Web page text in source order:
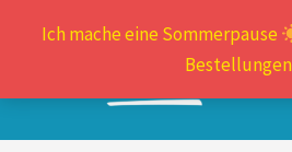
Ich mache eine Sommerpause
Inhalt